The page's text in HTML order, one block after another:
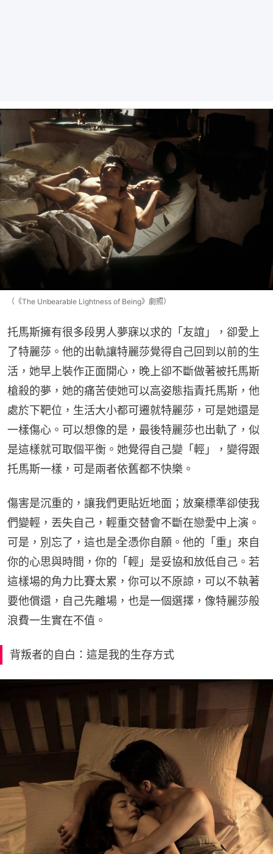
（《The Unbearable Lightness of Being》劇照）
托馬斯擁有很多段男人夢寐以求的「友誼」，卻愛上
了特麗莎。他的出軌讓特麗莎覺得自己回到以前的生
活，她早上裝作正面開心，晚上卻不斷做著被托馬斯
槍殺的夢，她的痛苦使她可以高姿態指責托馬斯，他
處於下靶位，生活大小都可遷就特麗莎，可是她還是
一樣傷心。可以想像的是，最後特麗莎也出軌了，似
是這樣就可取個平衡。她覺得自己變「輕」，變得跟
托馬斯一樣，可是兩者依舊都不快樂。
傷害是沉重的，讓我們更貼近地面；放棄標準卻使我
們變輕，丟失自己，輕重交替會不斷在戀愛中上演。
可是，別忘了，這也是全憑你自願。他的「重」來自
你的心思與時間，你的「輕」是妥協和放低自己。若
這樣場的角力比賽太累，你可以不原諒，可以不執著
要他償還，自己先離場，也是一個選擇，像特麗莎般
浪費一生實在不值。
背叛者的自白：這是我的生存方式